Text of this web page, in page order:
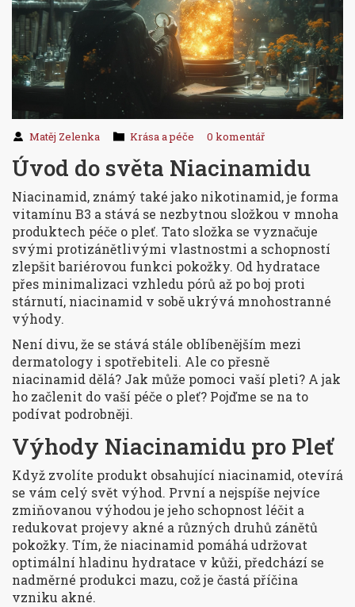
Matěj Zelenka Krása a péče 0 komentář
Úvod do světa Niacinamidu
Niacinamid, známý také jako nikotinamid, je forma
vitamínu B3 a stává se nezbytnou složkou v mnoha
produktech péče o pleť. Tato složka se vyznačuje
svými protizánětlivými vlastnostmi a schopností
zlepšit bariérovou funkci pokožky. Od hydratace
přes minimalizaci vzhledu pórů až po boj proti
stárnutí, niacinamid v sobě ukrývá mnohostranné
výhody.
Není divu, že se stává stále oblíbenějším mezi
dermatology i spotřebiteli. Ale co přesně
niacinamid dělá? Jak může pomoci vaší pleti? A jak
ho začlenit do vaší péče o pleť? Pojďme se na to
podívat podrobněji.
Výhody Niacinamidu pro Pleť
Když zvolíte produkt obsahující niacinamid, otevírá
se vám celý svět výhod. První a nejspíše nejvíce
zmiňovanou výhodou je jeho schopnost léčit a
redukovat projevy akné a různých druhů zánětů
pokožky. Tím, že niacinamid pomáhá udržovat
optimální hladinu hydratace v kůži, předchází se
nadměrné produkci mazu, což je častá příčina
vzniku akné.